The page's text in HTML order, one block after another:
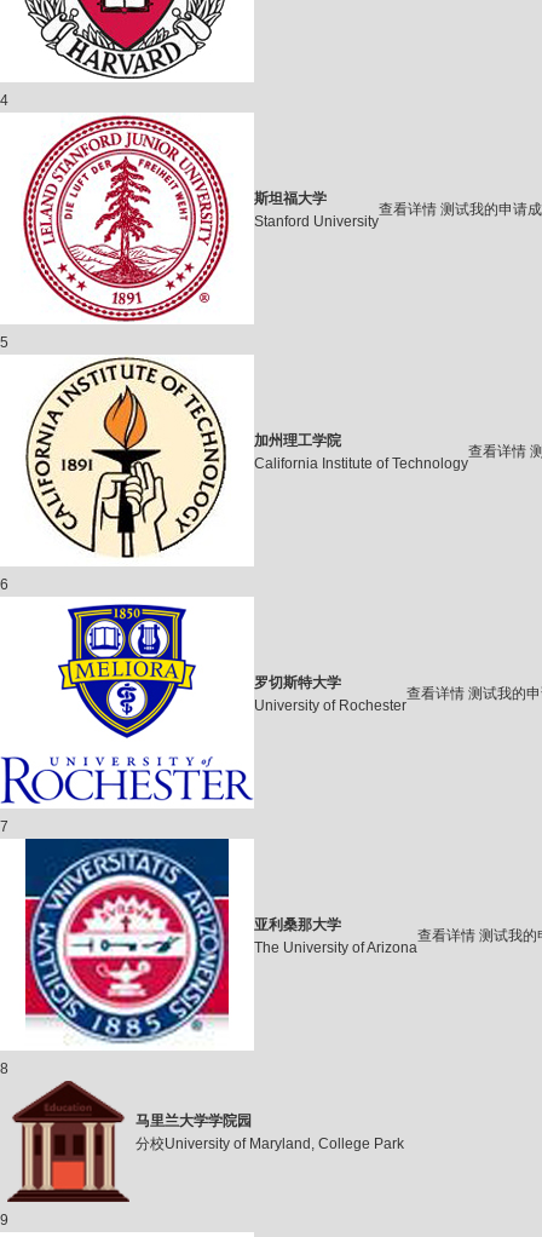
4
斯坦福大学
Stanford University
查看详情 测试我的申请
5
加州理工学院
California Institute of Technology
查看详情
6
罗切斯特大学
University of Rochester
查看详情 测试我的
7
亚利桑那大学
The University of Arizona
查看详情 测试我的
8
马里兰大学学院园
分校University of Maryland, College Park
9